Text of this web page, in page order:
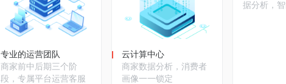
专业的运营团队
商家前中后期三个阶
段，专属平台运营客服
云计算中心
商家数据分析，消费者
画像一一锁定
据分析，